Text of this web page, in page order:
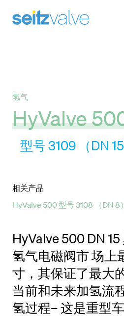
氢气
HyValve
型号 3109 （DN 15
相关产品
HyValve 500 型号 3108 （DN 8）
HyValve 500 DN
氢气电磁阀市 场上
寸，其保证了最大
当前和未来加氢流
氢过程– 这是重型